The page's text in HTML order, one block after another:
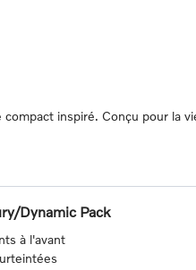
compact inspiré. Conçu pour la
Dynamic Pack
à l'avant